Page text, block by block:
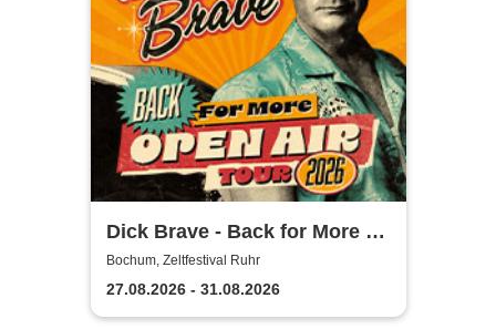
Dick Brave - Back for More -
Live 2026
Bochum, Zeltfestival Ruhr
27.08.2026 - 31.08.2026